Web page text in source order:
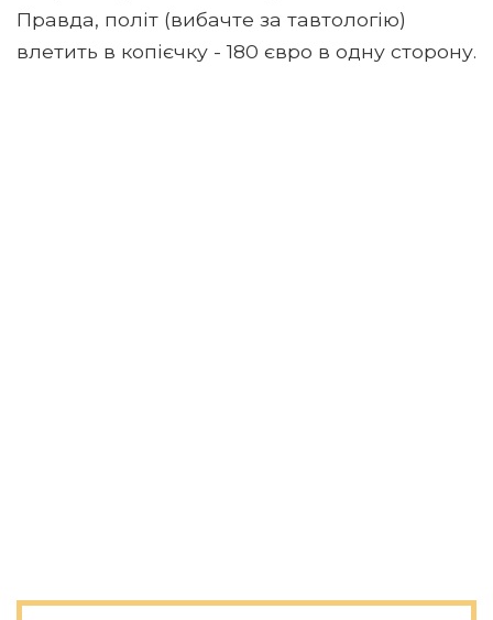
Правда, політ (вибачте за тавтологію)
влетить в копієчку - 180 євро в одну сторону.